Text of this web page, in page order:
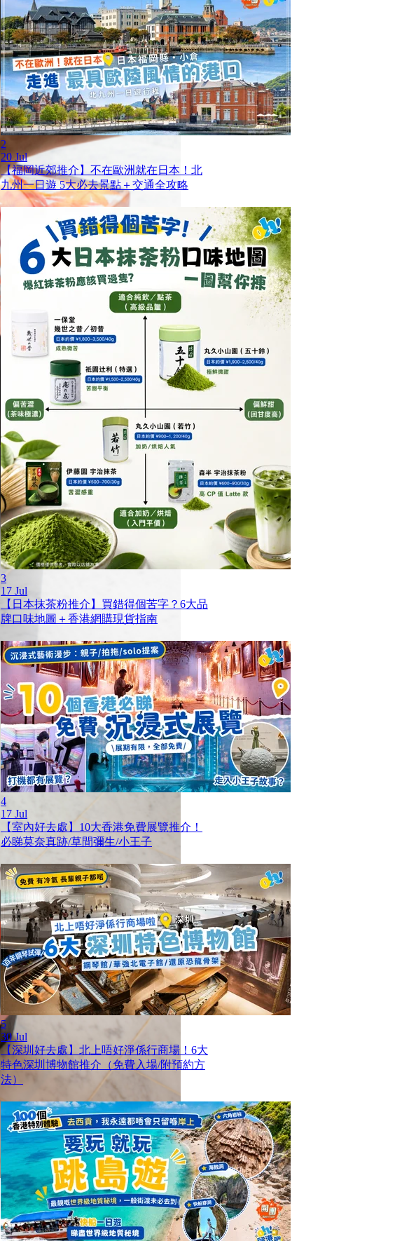
2
20 Jul
【福岡近郊推介】不在歐洲就在日本！北
九州一日遊 5大必去景點＋交通全攻略
3
17 Jul
【日本抹茶粉推介】買錯得個苦字？6大品
牌口味地圖＋香港網購現貨指南
4
17 Jul
【室內好去處】10大香港免費展覽推介！
必睇莫奈真跡/草間彌生/小王子
5
30 Jul
【深圳好去處】北上唔好淨係行商場！6大
特色深圳博物館推介（免費入場/附預約方
法）